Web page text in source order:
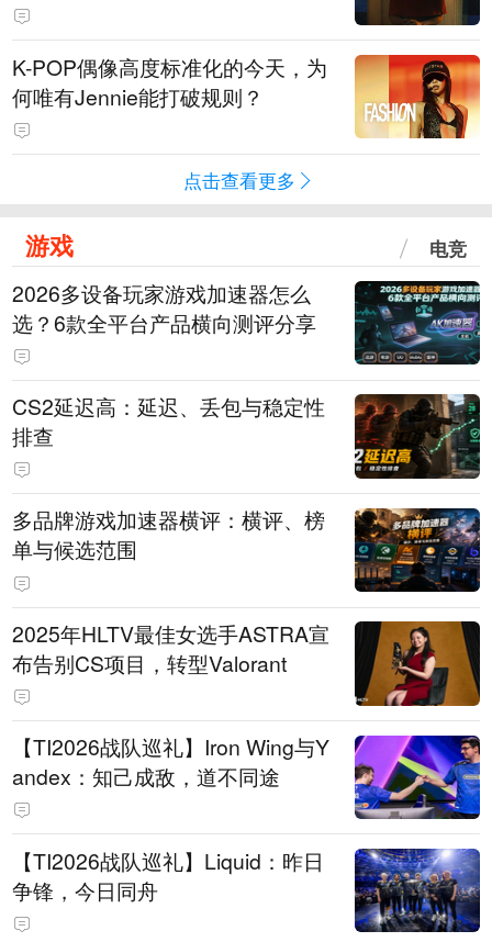
K-POP偶像高度标准化的今天，为
何唯有Jennie能打破规则？
点击查看更多
游戏 电竞
2026多设备玩家游戏加速器怎么
选？6款全平台产品横向测评分享
CS2延迟高：延迟、丢包与稳定性
排查
多品牌游戏加速器横评：横评、榜
单与候选范围
2025年HLTV最佳女选手ASTRA宣
布告别CS项目，转型Valorant
【TI2026战队巡礼】Iron Wing与Y
andex：知己成敌，道不同途
【TI2026战队巡礼】Liquid：昨日
争锋，今日同舟